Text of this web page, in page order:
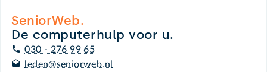
SeniorWeb.
De computerhulp voor u.
030 - 276 99 65
leden@seniorweb.nl